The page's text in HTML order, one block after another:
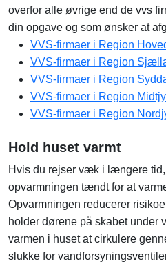
overfor alle øvrige end de vvs
din opgave og som ønsker at
VVS-firmaer i Region
VVS-firmaer i Region
VVS-firmaer i Region
VVS-firmaer i Region
VVS-firmaer i Region
Hold huset varmt
Hvis du rejser væk i længere
opvarmningen tændt for at
Opvarmningen reducerer
holder dørene på skabet under
varmen i huset at cirkulere
slukke for